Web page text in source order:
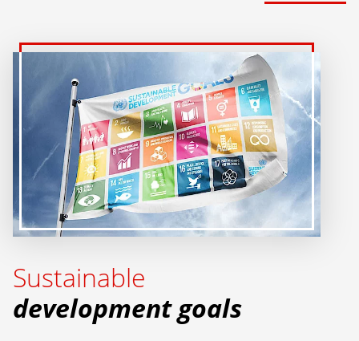
Sustainable
development goals